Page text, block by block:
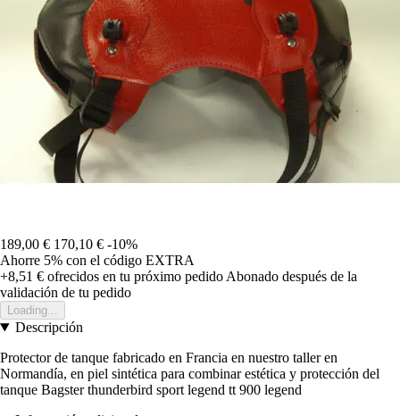
189,00 € 170,10 € -10%
Ahorre 5% con el código EXTRA
+8,51 € ofrecidos en tu próximo pedido Abonado después de la
validación de tu pedido
Loading...
Descripción
Protector de tanque fabricado en Francia en nuestro taller en
Normandía, en piel sintética para combinar estética y protección del
tanque Bagster thunderbird sport legend tt 900 legend